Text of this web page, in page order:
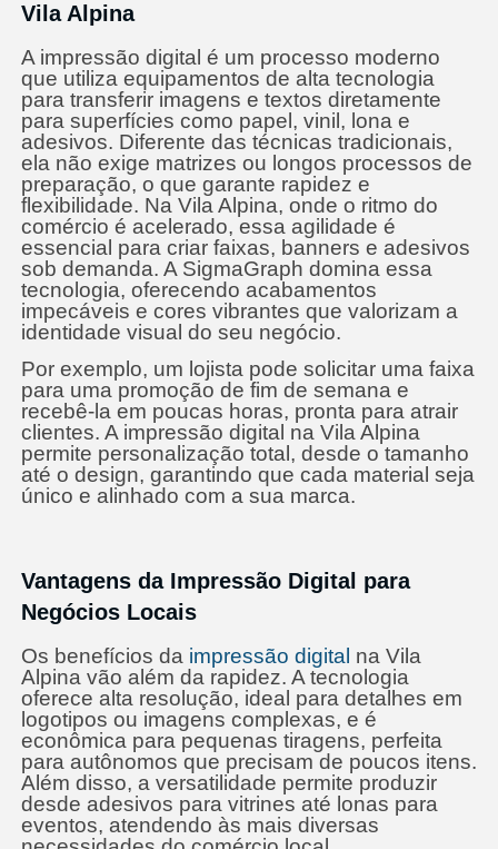
Vila Alpina
A impressão digital é um processo moderno
que utiliza equipamentos de alta tecnologia
para transferir imagens e textos diretamente
para superfícies como papel, vinil, lona e
adesivos. Diferente das técnicas tradicionais,
ela não exige matrizes ou longos processos de
preparação, o que garante rapidez e
flexibilidade. Na Vila Alpina, onde o ritmo do
comércio é acelerado, essa agilidade é
essencial para criar faixas, banners e adesivos
sob demanda. A SigmaGraph domina essa
tecnologia, oferecendo acabamentos
impecáveis e cores vibrantes que valorizam a
identidade visual do seu negócio.
Por exemplo, um lojista pode solicitar uma faixa
para uma promoção de fim de semana e
recebê-la em poucas horas, pronta para atrair
clientes. A impressão digital na Vila Alpina
permite personalização total, desde o tamanho
até o design, garantindo que cada material seja
único e alinhado com a sua marca.
Vantagens da Impressão Digital para
Negócios Locais
Os benefícios da impressão digital na Vila
Alpina vão além da rapidez. A tecnologia
oferece alta resolução, ideal para detalhes em
logotipos ou imagens complexas, e é
econômica para pequenas tiragens, perfeita
para autônomos que precisam de poucos itens.
Além disso, a versatilidade permite produzir
desde adesivos para vitrines até lonas para
eventos, atendendo às mais diversas